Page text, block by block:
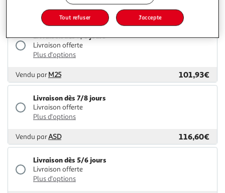
Vendu par2KINGS
Livraison dès 7/8 jours
Livraison offerte
Plus d'options
Vendu parM25 101,93€
Livraison dès 7/8 jours
Livraison offerte
Plus d'options
Vendu parASD 116,60€
Livraison dès 5/6 jours
Livraison offerte
Plus d'options
Tout refuser J'accepte